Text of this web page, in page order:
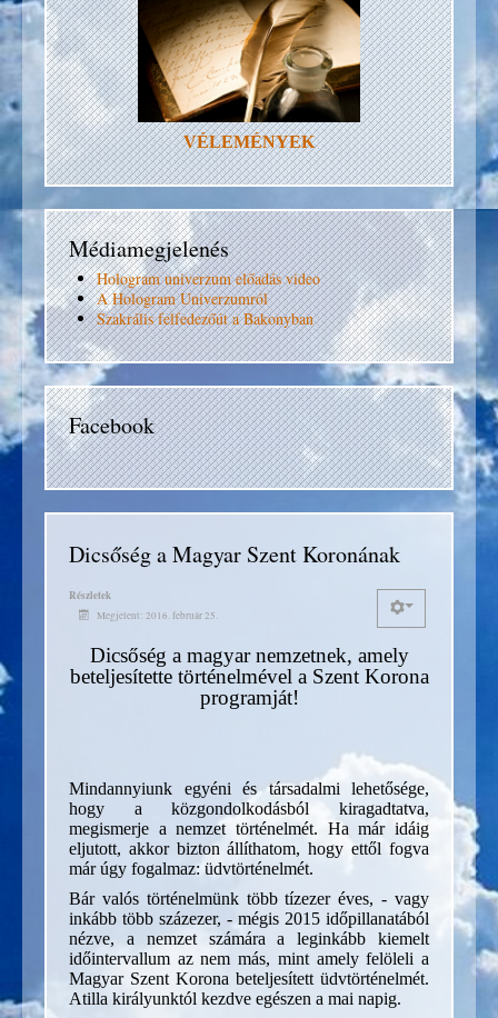
VÉLEMÉNYEK
Médiamegjelenés
Hologram univerzum előadás video
A Hologram Univerzumról
Szakrális felfedezőút a Bakonyban
Facebook
Dicsőség a Magyar Szent Koronának
Részletek
Megjelent: 2016. február 25.
Dicsőség a magyar nemzetnek, amely
beteljesítette történelmével a Szent Korona
programját!
Mindannyiunk egyéni és társadalmi lehetősége,
hogy a közgondolkodásból kiragadtatva,
megismerje a nemzet történelmét. Ha már idáig
eljutott, akkor bizton állíthatom, hogy ettől fogva
már úgy fogalmaz: üdvtörténelmét.
Bár valós történelmünk több tízezer éves, - vagy
inkább több százezer, - mégis 2015 időpillanatából
nézve, a nemzet számára a leginkább kiemelt
időintervallum az nem más, mint amely felöleli a
Magyar Szent Korona beteljesített üdvtörténelmét.
Atilla királyunktól kezdve egészen a mai napig.